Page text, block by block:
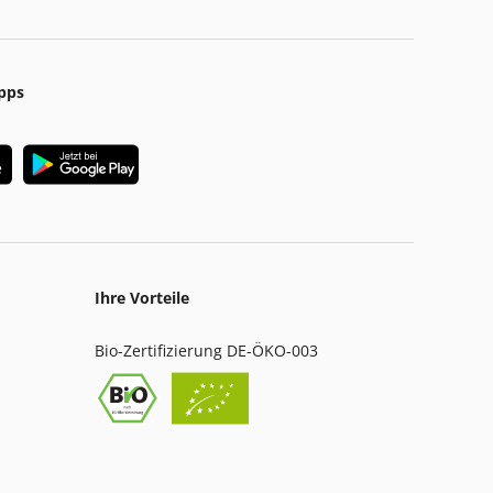
Ihre Vorteile
Bio-Zertifizierung DE-ÖKO-003